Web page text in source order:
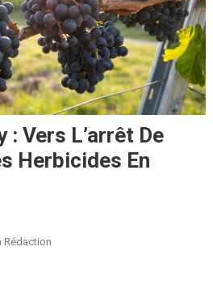
: Vers L’arrêt De
Herbicides En
Rédaction